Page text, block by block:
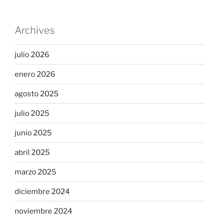
Archives
julio 2026
enero 2026
agosto 2025
julio 2025
junio 2025
abril 2025
marzo 2025
diciembre 2024
noviembre 2024